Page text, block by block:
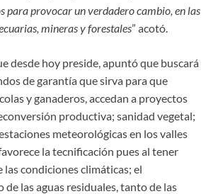
para provocar un verdadero cambio, en las
mineras y forestales” acotó.
desde hoy preside, apuntó que buscará
de garantía que sirva para que
y ganaderos, accedan a proyectos
productiva; sanidad vegetal;
meteorológicas en los valles
la tecnificación pues al tener
las condiciones climáticas; el
las aguas residuales, tanto de las